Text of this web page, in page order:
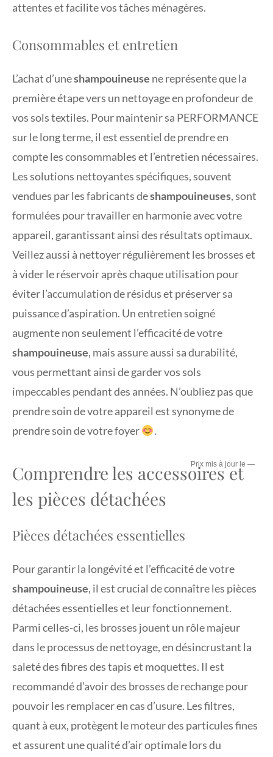
attentes et facilite vos tâches ménagères.
Consommables et entretien
L’achat d’uneshampouineuse ne représente que la
première étape vers un nettoyage en profondeur de
vos sols textiles. Pour maintenir sa PERFORMANCE
sur le long terme, il est essentiel de prendre en
compte les consommables et l’entretien nécessaires.
Les solutions nettoyantes spécifiques, souvent
vendues par les fabricants deshampouineuses, sont
formulées pour travailler en harmonie avec votre
appareil, garantissant ainsi des résultats optimaux.
Veillez aussi à nettoyer régulièrement les brosses et
à vider le réservoir après chaque utilisation pour
éviter l’accumulation de résidus et préserver sa
puissance d’aspiration. Un entretien soigné
augmente non seulement l’efficacité de votre
shampouineuse, mais assure aussi sa durabilité,
vous permettant ainsi de garder vos sols
impeccables pendant des années. N’oubliez pas que
prendre soin de votre appareil est synonyme de
prendre soin de votre foyer
.
—
Comprendre les accessoires et
les pièces détachées
Pièces détachées essentielles
Pour garantir la longévité et l’efficacité de votre
shampouineuse, il est crucial de connaître les pièces
détachées essentielles et leur fonctionnement.
Parmi celles-ci, les brosses jouent un rôle majeur
dans le processus de nettoyage, en désincrustant la
saleté des fibres des tapis et moquettes. Il est
recommandé d’avoir des brosses de rechange pour
pouvoir les remplacer en cas d’usure. Les filtres,
quant à eux, protègent le moteur des particules fines
et assurent une qualité d’air optimale lors du